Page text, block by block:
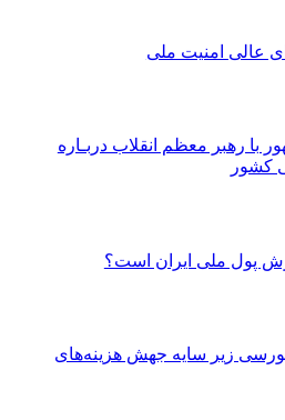
عالی امنیت ملی
با رهبر معظم انقلاب دربـاره
کشور
پول ملی ایران است؟
زیر سایه جهش هزینه‌های